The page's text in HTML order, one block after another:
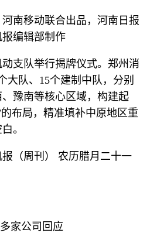
南移动联合出品，河南日报
编辑部制作
支队举行揭牌仪式。郑州消
大队、15个建制中队，分别
豫南等核心区域，构建起
布局，精准填补中原地区重
。
报（周刊） 农历腊月二十一
家公司回应